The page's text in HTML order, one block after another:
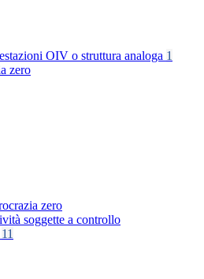
OIV o struttura analoga 1
zero
zero
soggette a controllo
11